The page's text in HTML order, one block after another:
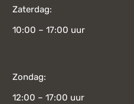
Zaterdag:
10:00 – 17:00 uur
Zondag:
12:00 – 17:00 uur